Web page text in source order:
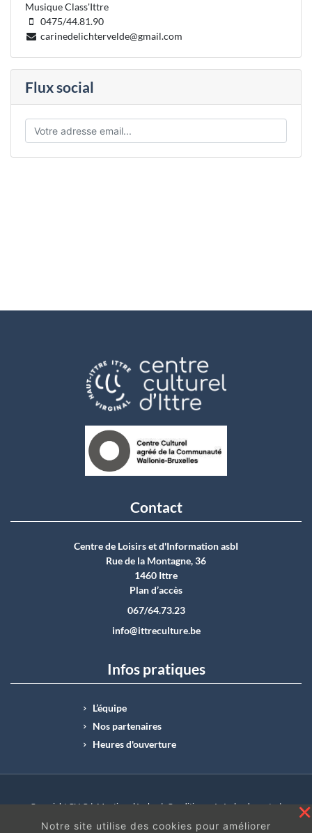
Musique Class'Ittre
0475/44.81.90
carinedelichtervelde@gmail.com
Flux social
Contact
Centre de Loisirs et d'Information asbI
Rue de la Montagne, 36
1460 Ittre
Plan d’accès
067/64.73.23
info@ittreculture.be
Infos pratiques
L’équipe
Nos partenaires
Heures d'ouverture
Copyright CLI © | Mentions légales | Conditions générales de vente |
N°Entreprise : BE0414.742.009 |
BE50 0012 6285 4518
Notre site utilise des cookies pour améliorer